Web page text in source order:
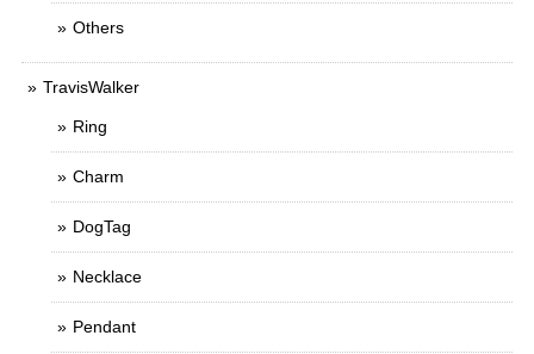
Others
TravisWalker
Ring
Charm
DogTag
Necklace
Pendant